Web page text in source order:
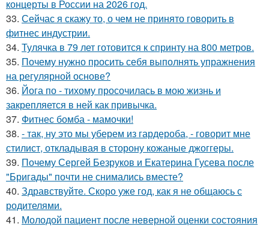
концерты в России на 2026 год.
33. Сейчас я скажу то, о чем не принято говорить в
фитнес индустрии.
34. Тулячка в 79 лет готовится к спринту на 800 метров.
35. Почему нужно просить себя выполнять упражнения
на регулярной основе?
36. Йога по - тихому просочилась в мою жизнь и
закрепляется в ней как привычка.
37. Фитнес бомба - мамочки!
38. - так, ну это мы уберем из гардероба, - говорит мне
стилист, откладывая в сторону кожаные джоггеры.
39. Почему Сергей Безруков и Екатерина Гусева после
"Бригады" почти не снимались вместе?
40. Здравствуйте. Скоро уже год, как я не общаюсь с
родителями.
41. Молодой пациент после неверной оценки состояния